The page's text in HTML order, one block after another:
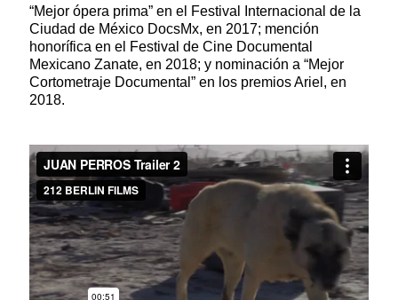
“Mejor ópera prima” en el Festival Internacional de la
Ciudad de México DocsMx, en 2017; mención
honorífica en el Festival de Cine Documental
Mexicano Zanate, en 2018; y nominación a “Mejor
Cortometraje Documental” en los premios Ariel, en
2018.